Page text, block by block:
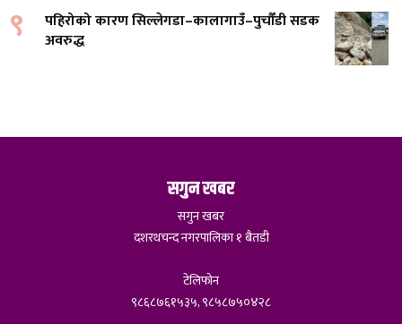
९
पहिरोको कारण सिल्लेगडा–कालागाउँ–पुर्चौंडी सडक
अवरुद्ध
सगुन खबर
सगुन खबर
दशरथचन्द नगरपालिका १ बैतडी
टेलिफोन
९८६८७६१५३५, ९८५८७५०४२८